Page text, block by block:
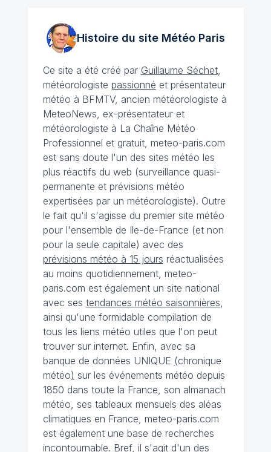
Histoire du site MétéoParis
Ce site a été créé par Guillaume Séchet,
météorologiste passionné et présentateur
météo à BFMTV, ancien météorologiste à
MeteoNews, ex-présentateur et
météorologiste à La Chaîne Météo
Professionnel et gratuit, meteo-paris.com
est sans doute l'un des sites météo les
plus réactifs du web (surveillance quasi-
permanente et prévisions météo
expertisées par un météorologiste). Outre
le fait qu'il s'agisse du premier site météo
pour l'ensemble de Ile-de-France (et non
pour la seule capitale) avec des
prévisions météo à 15 jours réactualisées
au moins quotidiennement, meteo-
paris.com est également un site national
avec ses tendances météo saisonnières,
ainsi qu'une formidable compilation de
tous les liens météo utiles que l'on peut
trouver sur internet. Enfin, avec sa
banque de données UNIQUE (chronique
météo) sur les événements météo depuis
1850 dans toute la France, son almanach
météo, ses tableaux mensuels des aléas
climatiques en France, meteo-paris.com
est également une base de recherches
incontournable. Bref, il s'agit d'un des